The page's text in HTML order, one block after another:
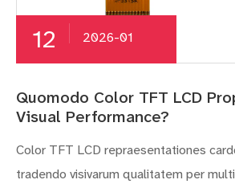
12 2026-01
Quomodo Color TFT LCD
Visual Performance?
Color TFT LCD repraesentationes
tradendo visivarum qualitatem per